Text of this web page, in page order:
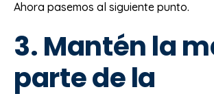
Ahora pasemos al siguiente punto.
3. Mantén la
parte de la